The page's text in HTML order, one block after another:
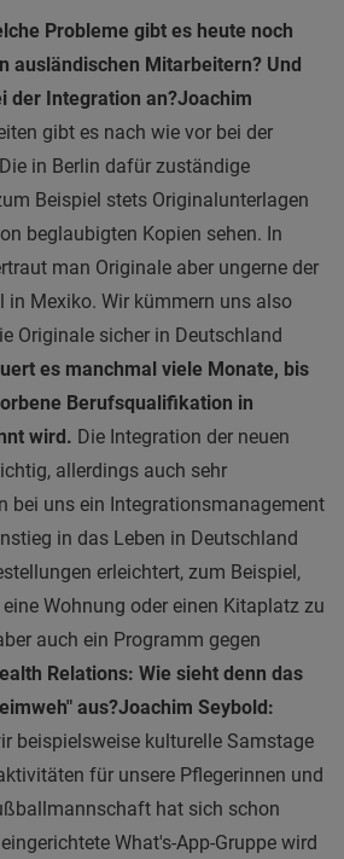
Probleme gibt es heute noch
ausländischen Mitarbeitern? Und
der Integration an?Joachim
gibt es nach wie vor bei der
in Berlin dafür zuständige
Beispiel stets Originalunterlagen
beglaubigten Kopien sehen. In
man Originale aber ungerne der
in Mexiko. Wir kümmern uns also
Originale sicher in Deutschland
es manchmal viele Monate, bis
Berufsqualifikation in
wird. Die Integration der neuen
allerdings auch sehr
bei uns ein Integrationsmanagement
in das Leben in Deutschland
erleichtert, zum Beispiel,
Wohnung oder einen Kitaplatz zu
auch ein Programm gegen
Relations: Wie sieht denn das
aus?Joachim Seybold:
beispielsweise kulturelle Samstage
für unsere Pflegerinnen und
hat sich schon
What's-App-Gruppe wird